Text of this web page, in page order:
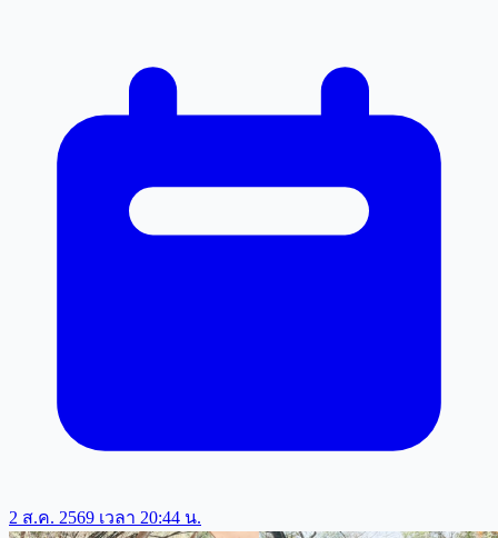
2 ส.ค. 2569 เวลา 20:44 น.